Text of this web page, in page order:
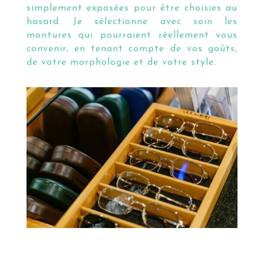
simplement exposées pour être choisies au
hasard. Je sélectionne avec soin les
montures qui pourraient réellement vous
convenir, en tenant compte de vos goûts,
de votre morphologie et de votre style.